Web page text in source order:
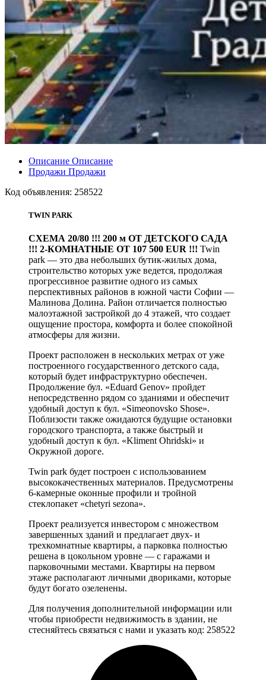
Описание Описание
Продажи Продажи
Код объявления: 258522
TWIN PARK
СХЕМА 20/80 !!! 200 м ОТ ДЕТСКОГО САДА
!!! 2-КОМНАТНЫЕ ОТ 107 500 EUR !!! Twin
park — это два небольших бутик-жилых дома,
строительство которых уже ведется, продолжая
прогрессивное развитие одного из самых
перспективных районов в южной части Софии —
Малинова Долина. Район отличается полностью
малоэтажной застройкой до 4 этажей, что создает
ощущение простора, комфорта и более спокойной
атмосферы для жизни.
Проект расположен в нескольких метрах от уже
построенного государственного детского сада,
который будет инфраструктурно обеспечен.
Продолжение бул. «Eduard Genov» пройдет
непосредственно рядом со зданиями и обеспечит
удобный доступ к бул. «Simeonovsko Shose».
Поблизости также ожидаются будущие остановки
городского транспорта, а также быстрый и
удобный доступ к бул. «Kliment Ohridski» и
Окружной дороге.
Twin park будет построен с использованием
высококачественных материалов. Предусмотрены
6-камерные оконные профили и тройной
стеклопакет «chetyri sezona».
Проект реализуется инвестором с множеством
завершенных зданий и предлагает двух- и
трехкомнатные квартиры, а парковка полностью
решена в цокольном уровне — с гаражами и
парковочными местами. Квартиры на первом
этаже располагают личными двориками, которые
будут богато озеленены.
Для получения дополнительной информации или
чтобы приобрести недвижимость в здании, не
стесняйтесь связаться с нами и указать код: 258522